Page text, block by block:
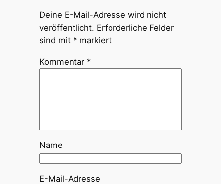
Deine E-Mail-Adresse wird nicht
veröffentlicht. Erforderliche Felder
sind mit *markiert
Kommentar *
Name
E-Mail-Adresse